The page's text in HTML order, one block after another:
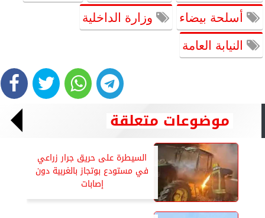
أسلحة بيضاء وزارة الداخلية
النيابة العامة
موضوعات متعلقة
السيطرة على حريق جرار زراعي
في مستودع بوتجاز بالغربية دون
إصابات